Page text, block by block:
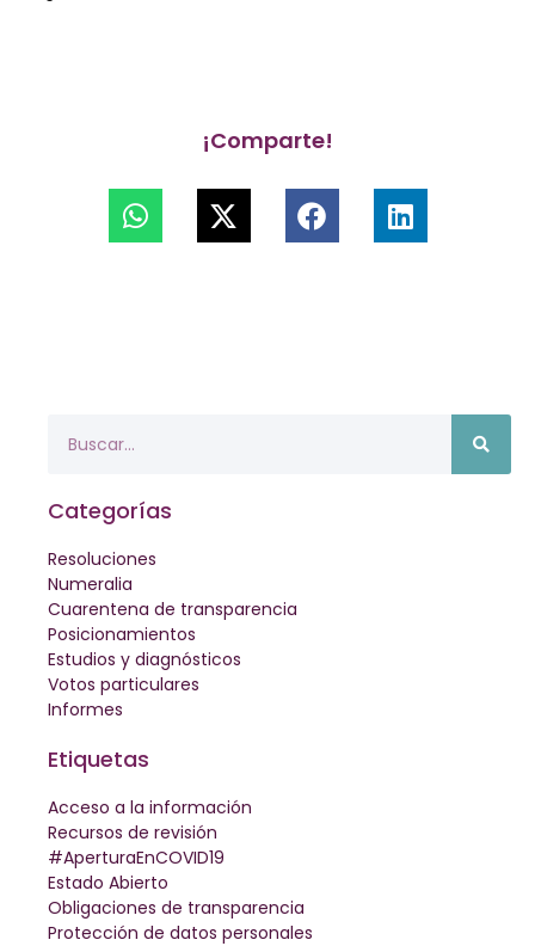
¡Comparte!
Categorías
Resoluciones
Numeralia
Cuarentena de transparencia
Posicionamientos
Estudios y diagnósticos
Votos particulares
Informes
Etiquetas
Acceso a la información
Recursos de revisión
#AperturaEnCOVID19
Estado Abierto
Obligaciones de transparencia
Protección de datos personales